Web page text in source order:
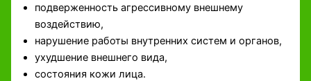
подверженность агрессивному внешнему
воздействию,
нарушение работы внутренних систем и органов,
ухудшение внешнего вида,
состояния кожи лица.